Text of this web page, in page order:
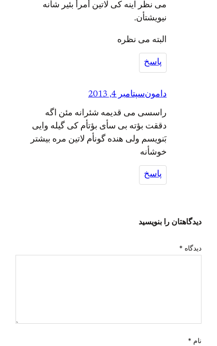
می نظر اینه کی لاتین أمرأ بئیر شأنه
نیویشتأن.
البته می نظره
پاسخ
دامونسپتامبر 4, 2013
راسسی می قدیمه شئرانه مئن اگه
دققت بؤته بی سأی بؤتأم کی گیله وایی
بَنویسم ولی هنده گونأم لاتین مره بیشتر
خوشأنه
پاسخ
دیدگاهتان را بنویسید
دیدگاه *
نام *